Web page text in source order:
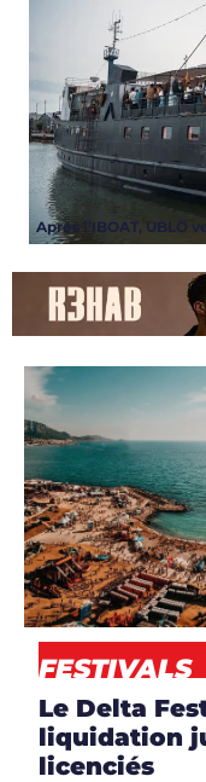
Après l’IBOAT, UBLO
FESTIVALS
Le Delta
liquidation
licenciés